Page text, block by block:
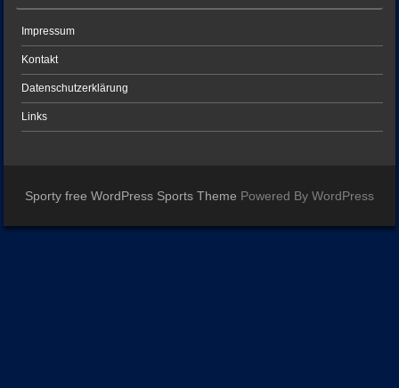
Impressum
Kontakt
Datenschutzerklärung
Links
Sporty free WordPress Sports Theme Powered By WordPress